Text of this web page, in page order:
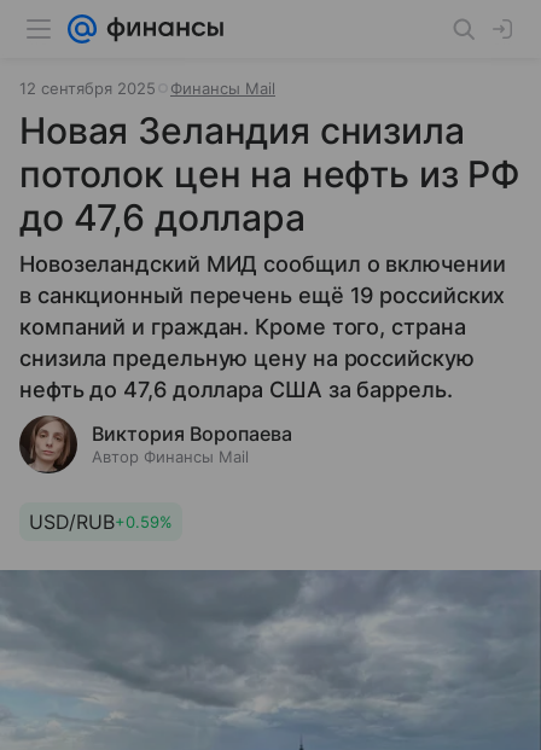
12 сентября 2025 Финансы Mail
Новая Зеландия снизила
потолок цен на нефть из РФ
до 47,6 доллара
Новозеландский МИД сообщил о включении
в санкционный перечень ещё 19 российских
компаний и граждан. Кроме того, страна
снизила предельную цену на российскую
нефть до 47,6 доллара США за баррель.
Виктория Воропаева
Автор Финансы Mail
USD/RUB+0.59%